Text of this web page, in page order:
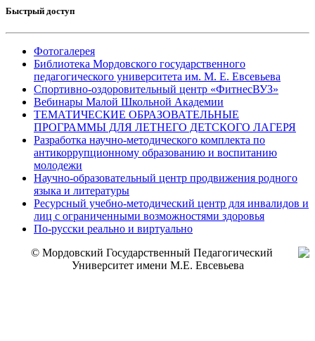
Быстрый доступ
Фотогалерея
Библиотека Мордовского государственного
педагогического университета им. М. Е. Евсевьева
Спортивно-оздоровительный центр «ФитнесВУЗ»
Вебинары Малой Школьной Академии
ТЕМАТИЧЕСКИЕ ОБРАЗОВАТЕЛЬНЫЕ
ПРОГРАММЫ ДЛЯ ЛЕТНЕГО ДЕТСКОГО ЛАГЕРЯ
Разработка научно-методического комплекта по
антикоррупционному образованию и воспитанию
молодежи
Научно-образовательный центр продвижения родного
языка и литературы
Ресурсный учебно-методический центр для инвалидов и
лиц с ограниченными возможностями здоровья
По-русски реально и виртуально
© Мордовский Государственный Педагогический
Университет имени М.Е. Евсевьева